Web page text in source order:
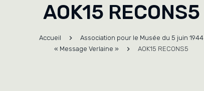
AOK15 RECONS5
Accueil
Association pour le Musée du 5 juin 1944
« Message Verlaine »
AOK15 RECONS5